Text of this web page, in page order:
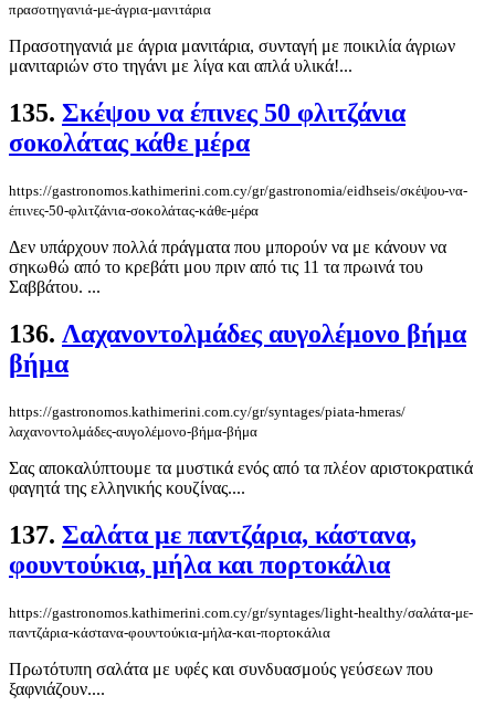
πρασοτηγανιά-με-άγρια-μανιτάρια
Πρασοτηγανιά με άγρια μανιτάρια, συνταγή με ποικιλία άγριων
μανιταριών στο τηγάνι με λίγα και απλά υλικά!...
135. Σκέψου να έπινες 50 φλιτζάνια
σοκολάτας κάθε μέρα
https://gastronomos.kathimerini.com.cy/gr/gastronomia/eidhseis/σκέψου-να-
έπινες-50-φλιτζάνια-σοκολάτας-κάθε-μέρα
Δεν υπάρχουν πολλά πράγματα που μπορούν να με κάνουν να
σηκωθώ από το κρεβάτι μου πριν από τις 11 τα πρωινά του
Σαββάτου. ...
136. Λαχανοντολμάδες αυγολέμονο βήμα
βήμα
https://gastronomos.kathimerini.com.cy/gr/syntages/piata-hmeras/
λαχανοντολμάδες-αυγολέμονο-βήμα-βήμα
Σας αποκαλύπτουμε τα μυστικά ενός από τα πλέον αριστοκρατικά
φαγητά της ελληνικής κουζίνας....
137. Σαλάτα με παντζάρια, κάστανα,
φουντούκια, μήλα και πορτοκάλια
https://gastronomos.kathimerini.com.cy/gr/syntages/light-healthy/σαλάτα-με-
παντζάρια-κάστανα-φουντούκια-μήλα-και-πορτοκάλια
Πρωτότυπη σαλάτα με υφές και συνδυασμούς γεύσεων που
ξαφνιάζουν....